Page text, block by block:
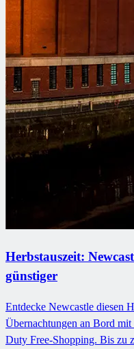
Herbstauszeit:
günstiger
Entdecke Newcastle diesen
Übernachtungen an Bord
Duty Free-Shopping. Bis zu